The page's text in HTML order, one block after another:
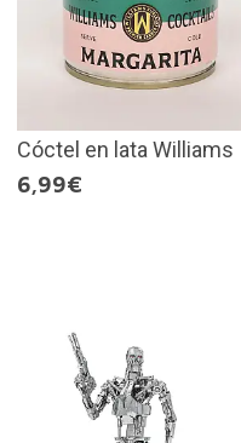
Cóctel en lata Williams
6,99€